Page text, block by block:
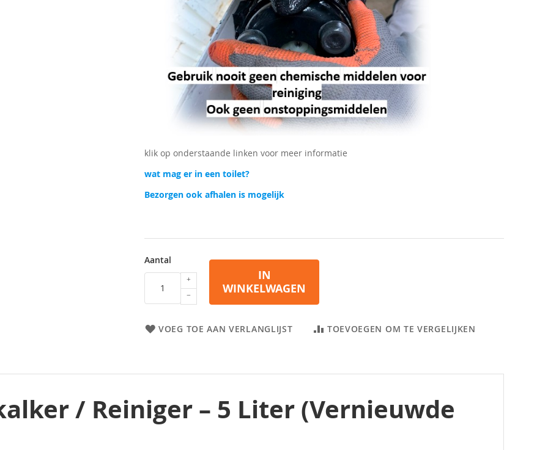
klik op onderstaande linken voor meer informatie
wat mag er in een toilet?
Bezorgen ook afhalen is mogelijk
Aantal
IN
WINKELWAGEN
VOEG TOE AAN VERLANGLIJST TOEVOEGEN OM TE VERGELIJKEN
/ Reiniger – 5 Liter (Vernieuwde